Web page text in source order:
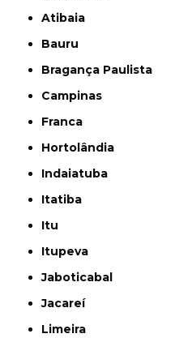
Atibaia
Bauru
Bragança Paulista
Campinas
Franca
Hortolândia
Indaiatuba
Itatiba
Itu
Itupeva
Jaboticabal
Jacareí
Limeira